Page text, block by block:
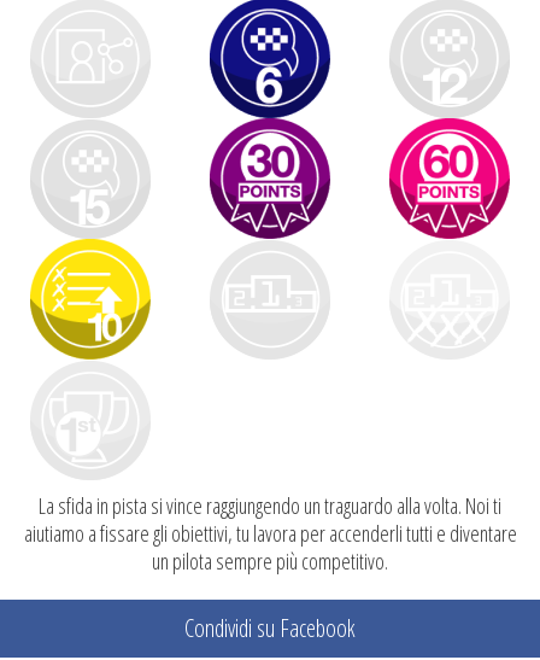
La sfida in pista si vince raggiungendo un traguardo alla volta. Noi ti
aiutiamo a fissare gli obiettivi, tu lavora per accenderli tutti e diventare
un pilota sempre più competitivo.
Condividi su Facebook